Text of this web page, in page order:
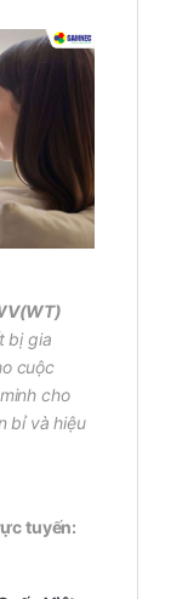
bị gia
cuộc
cho
bỉ và hiệu
tuyến: